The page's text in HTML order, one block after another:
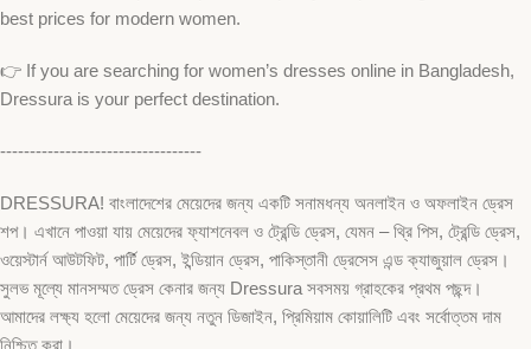
best prices for modern women.
👉 If you are searching for women’s dresses online in Bangladesh,
Dressura is your perfect destination.
----------------------------------
DRESSURA! বাংলাদেশের মেয়েদের জন্য একটি সনামধন্য অনলাইন ও অফলাইন ড্রেস
শপ। এখানে পাওয়া যায় মেয়েদের ফ্যাশনেবল ও ট্রেন্ডি ড্রেস, যেমন – থ্রি পিস, ট্রেন্ডি ড্রেস,
ওয়েস্টার্ন আউটফিট, পার্টি ড্রেস, ইন্ডিয়ান ড্রেস, পাকিস্তানী ড্রেসেস এন্ড ক্যাজুয়াল ড্রেস।
সুলভ মূল্যে মানসম্মত ড্রেস কেনার জন্য Dressura সবসময় গ্রাহকের প্রথম পছন্দ।
আমাদের লক্ষ্য হলো মেয়েদের জন্য নতুন ডিজাইন, প্রিমিয়াম কোয়ালিটি এবং সর্বোত্তম দাম
নিশ্চিত করা।